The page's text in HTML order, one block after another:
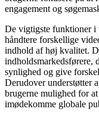
engagement og
De vigtigste funktioner i
håndtere forskellige
indhold af høj kvalitet.
indholdsmarkedsførere,
synlighed og give
Derudover understøtter
brugerne mulighed for
imødekomme globale